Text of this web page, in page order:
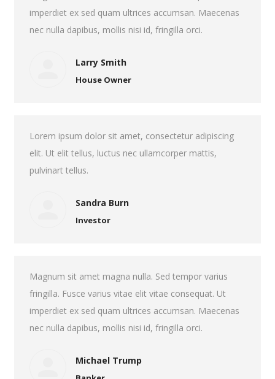
imperdiet ex sed quam ultrices accumsan. Maecenas
nec nulla dapibus, mollis nisi id, fringilla orci.
Larry Smith
House Owner
Lorem ipsum dolor sit amet, consectetur adipiscing
elit. Ut elit tellus, luctus nec ullamcorper mattis,
pulvinart tellus.
Sandra Burn
Investor
Magnum sit amet magna nulla. Sed tempor varius
fringilla. Fusce varius vitae elit vitae consequat. Ut
imperdiet ex sed quam ultrices accumsan. Maecenas
nec nulla dapibus, mollis nisi id, fringilla orci.
Michael Trump